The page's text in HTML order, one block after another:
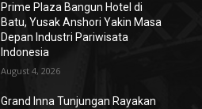
Prime Plaza Bangun Hotel di
Batu, Yusak Anshori Yakin Masa
Depan Industri Pariwisata
Indonesia
August 4, 2026
Grand Inna Tunjungan Rayakan